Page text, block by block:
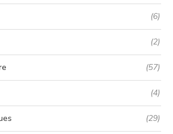
(6)
(2)
(57)
(4)
(29)